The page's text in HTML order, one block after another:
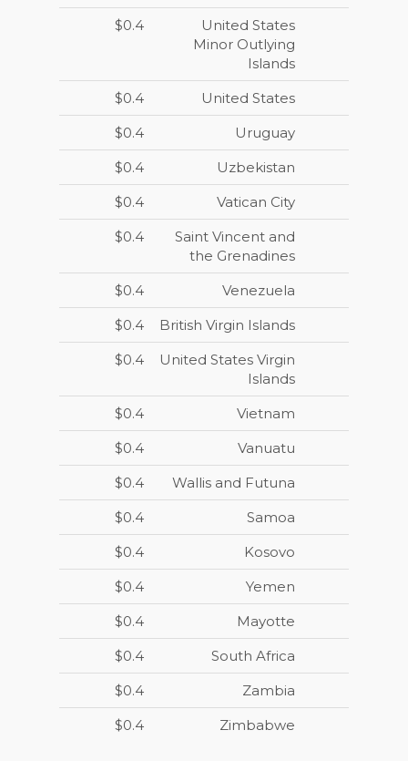
United States
Minor Outlying
Islands
$0.4
United States
$0.4
Uruguay
$0.4
Uzbekistan
$0.4
Vatican City
$0.4
Saint Vincent and
the Grenadines
$0.4
Venezuela
$0.4
British Virgin Islands
$0.4
United States Virgin
Islands
$0.4
Vietnam
$0.4
Vanuatu
$0.4
Wallis and Futuna
$0.4
Samoa
$0.4
Kosovo
$0.4
Yemen
$0.4
Mayotte
$0.4
South Africa
$0.4
Zambia
$0.4
Zimbabwe
$0.4